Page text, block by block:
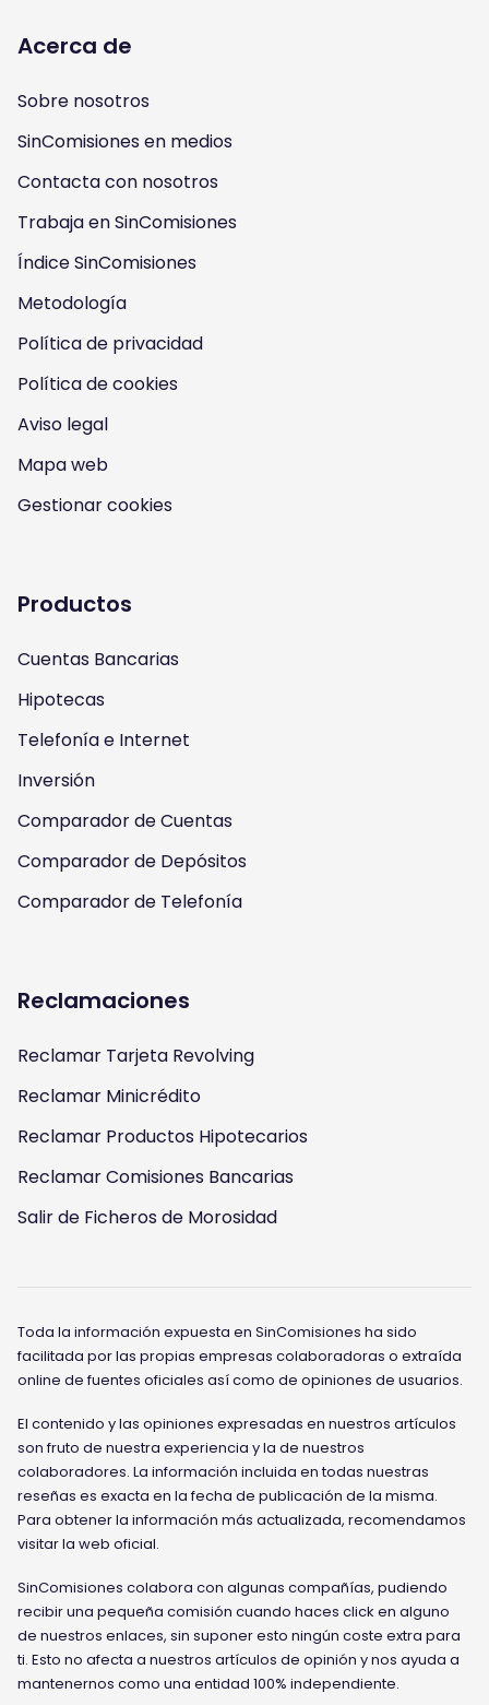
l
l
o
w
u
s
o
n
n
s
a
a
m
l
o
w
u
s
o
n
o
u
u
l
o
w
u
s
o
n
a
c
b
k
l
o
w
u
s
n
i
t
Acerca de
Sobre nosotros
SinComisiones en medios
Contacta con nosotros
Trabaja en SinComisiones
Índice SinComisiones
Metodología
Política de privacidad
Política de cookies
Aviso legal
Mapa web
Gestionar cookies
Productos
Cuentas Bancarias
Hipotecas
Telefonía e Internet
Inversión
Comparador de Cuentas
Comparador de Depósitos
Comparador de Telefonía
Reclamaciones
Reclamar Tarjeta Revolving
Reclamar Minicrédito
Reclamar Productos Hipotecarios
Reclamar Comisiones Bancarias
Salir de Ficheros de Morosidad
Toda la información expuesta en SinComisiones ha sido
facilitada por las propias empresas colaboradoras o extraída
online de fuentes oficiales así como de opiniones de usuarios.
El contenido y las opiniones expresadas en nuestros artículos
son fruto de nuestra experiencia y la de nuestros
colaboradores. La información incluida en todas nuestras
reseñas es exacta en la fecha de publicación de la misma.
Para obtener la información más actualizada, recomendamos
visitar la web oficial.
SinComisiones colabora con algunas compañías, pudiendo
recibir una pequeña comisión cuando haces click en alguno
de nuestros enlaces, sin suponer esto ningún coste extra para
ti. Esto no afecta a nuestros artículos de opinión y nos ayuda a
mantenernos como una entidad 100% independiente.